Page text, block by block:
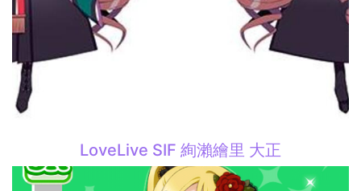
LoveLive SIF 絢瀨繪里 大正